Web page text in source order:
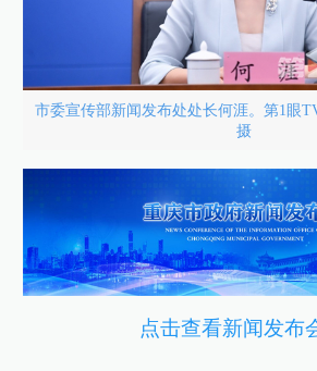
市委宣传部新闻发布处处长何涯。第1眼
摄
点击查看新闻发布